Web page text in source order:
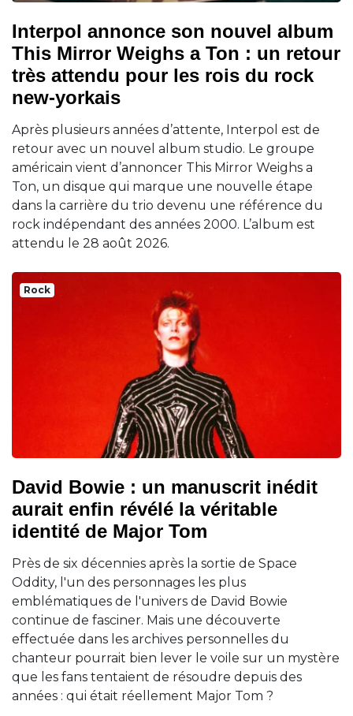
Interpol annonce son nouvel album
This Mirror Weighs a Ton : un retour
très attendu pour les rois du rock
new-yorkais
Après plusieurs années d’attente, Interpol est de
retour avec un nouvel album studio. Le groupe
américain vient d’annoncer This Mirror Weighs a
Ton, un disque qui marque une nouvelle étape
dans la carrière du trio devenu une référence du
rock indépendant des années 2000. L’album est
attendu le 28 août 2026.
Rock
David Bowie : un manuscrit inédit
aurait enfin révélé la véritable
identité de Major Tom
Près de six décennies après la sortie de Space
Oddity, l'un des personnages les plus
emblématiques de l'univers de David Bowie
continue de fasciner. Mais une découverte
effectuée dans les archives personnelles du
chanteur pourrait bien lever le voile sur un mystère
que les fans tentaient de résoudre depuis des
années : qui était réellement Major Tom ?